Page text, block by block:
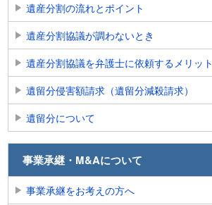
遺産分割の流れとポイント
遺産分割協議が調わないとき
遺産分割協議を弁護士に依頼するメリット
遺留分侵害額請求（遺留分減殺請求）
遺留分について
事業承継・M&Aについて
事業承継をお考えの方へ